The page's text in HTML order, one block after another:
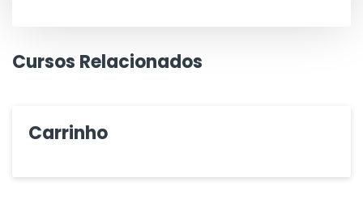
Cursos Relacionados
Carrinho